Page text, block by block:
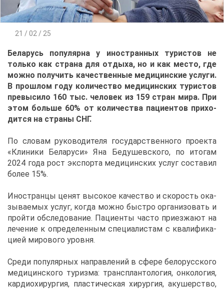
21 / 02 / 25
Бе­ла­русь по­пу­ляр­на у ино­стран­ных ту­ри­стов не
толь­ко как стра­на для от­ды­ха, но и как ме­сто, где
мож­но по­лу­чить ка­че­ствен­ные ме­ди­цин­ские услу­ги.
В про­шлом го­ду ко­ли­че­ство ме­ди­цин­ских ту­ри­стов
пре­вы­си­ло 160 тыс. че­ло­век из 159 стран ми­ра. При
этом боль­ше 60% от ко­ли­че­ства па­ци­ен­тов при­хо­
дит­ся на стра­ны СНГ.
По сло­вам ру­ко­во­ди­те­ля го­су­дар­ствен­но­го про­ек­та
«Кли­ни­ки Бе­ла­ру­си» Яна Бе­ду­шев­ско­го, по ито­гам
2024 го­да рост экс­пор­та ме­ди­цин­ских услуг со­ста­вил
бо­лее 15%.
Ино­стран­цы це­нят вы­со­кое ка­че­ство и ско­рость ока­
зы­ва­е­мых услуг, ко­гда мож­но быст­ро ор­га­ни­зо­вать и
прой­ти об­сле­до­ва­ние. Па­ци­ен­ты ча­сто при­ез­жа­ют на
ле­че­ние к опре­де­лен­ным спе­ци­а­ли­стам с ква­ли­фи­ка­
ци­ей ми­ро­во­го уров­ня.
Сре­ди по­пу­ляр­ных на­прав­ле­ний в сфе­ре бе­ло­рус­ско­го
ме­ди­цин­ско­го ту­риз­ма: транс­план­то­ло­гия, он­ко­ло­гия,
кар­дио­хи­рур­гия, пла­сти­че­ская хи­рур­гия, аку­шер­ство,